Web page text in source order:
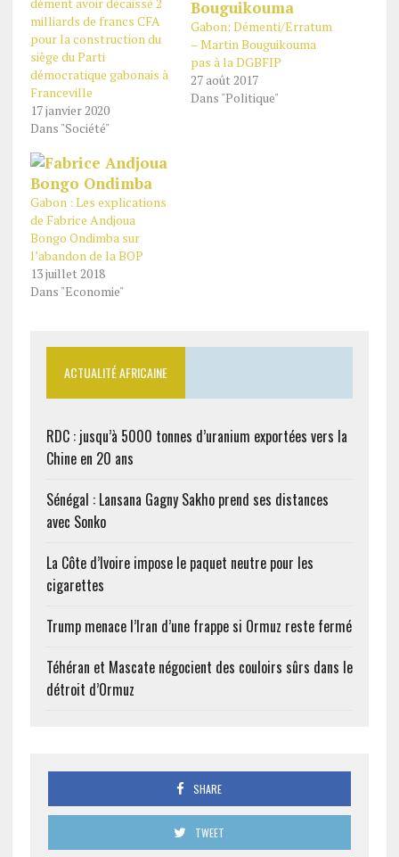
milliards de francs CFA
pour la construction du
siège du Parti
démocratique gabonais à
Franceville
17 janvier 2020
Dans "Société"
Gabon: Démenti/Erratum
– Martin Bouguikouma
pas à la DGBFIP
27 août 2017
Dans "Politique"
Gabon : Les explications
de Fabrice Andjoua
Bongo Ondimba sur
l’abandon de la BOP
13 juillet 2018
Dans "Economie"
ACTUALITÉ AFRICAINE
RDC : jusqu’à 5000 tonnes d’uranium exportées vers la
Chine en 20 ans
Sénégal : Lansana Gagny Sakho prend ses distances
avec Sonko
La Côte d’Ivoire impose le paquet neutre pour les
cigarettes
Trump menace l’Iran d’une frappe si Ormuz reste fermé
Téhéran et Mascate négocient des couloirs sûrs dans le
détroit d’Ormuz
SHARE
TWEET